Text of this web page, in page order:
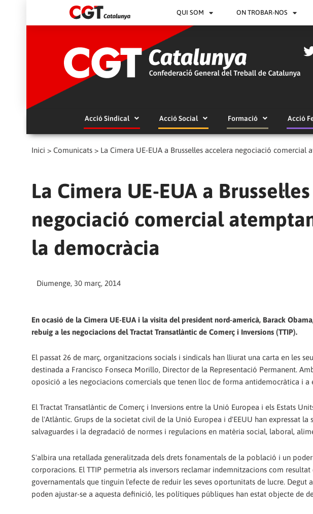
QUI SOM ON TROBAR-NOS
Acció Sindical Acció Social Formació Acció
Inici > Comunicats > La Cimera UE-EUA a Brussel·les accelera negociació
La Cimera UE-EUA a
negociació comercial
la democràcia
Diumenge, 30 març, 2014
En ocasió de la Cimera UE-EUA i la visita del president nord-americà, Barack
rebuig a les negociacions del Tractat Transatlàntic de Comerç i Inversions (TTIP).
El passat 26 de març, organitzacions socials i sindicals han lliurat una carta en les
destinada a Francisco Fonseca Morillo, Director de la Representació Permanent.
oposició a les negociacions comercials que tenen lloc de forma antidemocràtica i a
El Tractat Transatlàntic de Comerç i Inversions entre la Unió Europea i els Estats
de l'Atlàntic. Grups de la societat civil de la Unió Europea i d'EEUU han expressat
salvaguardes i la degradació de normes i regulacions en matèria social, laboral,
S'albira una retallada generalitzada dels drets fonamentals de la població i un
corporacions. El TTIP permetria als inversors reclamar indemnitzacions com
governamentals que tinguin l'efecte de reduir les seves oportunitats de lucre.
poden ajustar-se a aquesta definició, les polítiques públiques han estat objecte de